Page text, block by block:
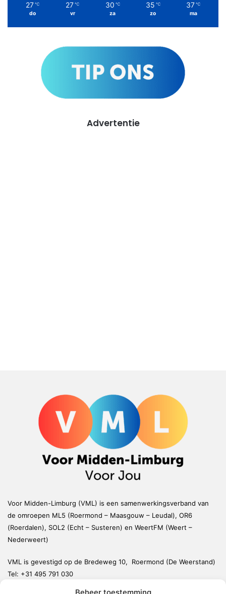
27 ℃
do
27 ℃
vr
30 ℃
za
35 ℃
zo
37 ℃
ma
Advertentie
Voor Midden-Limburg (VML) is een samenwerkingsverband van
de omroepen ML5 (Roermond – Maasgouw – Leudal), OR6
(Roerdalen), SOL2 (Echt – Susteren) en WeertFM (Weert –
Nederweert)
VML is gevestigd op de Bredeweg 10, Roermond (De Weerstand)
Tel: +31 495 791 030